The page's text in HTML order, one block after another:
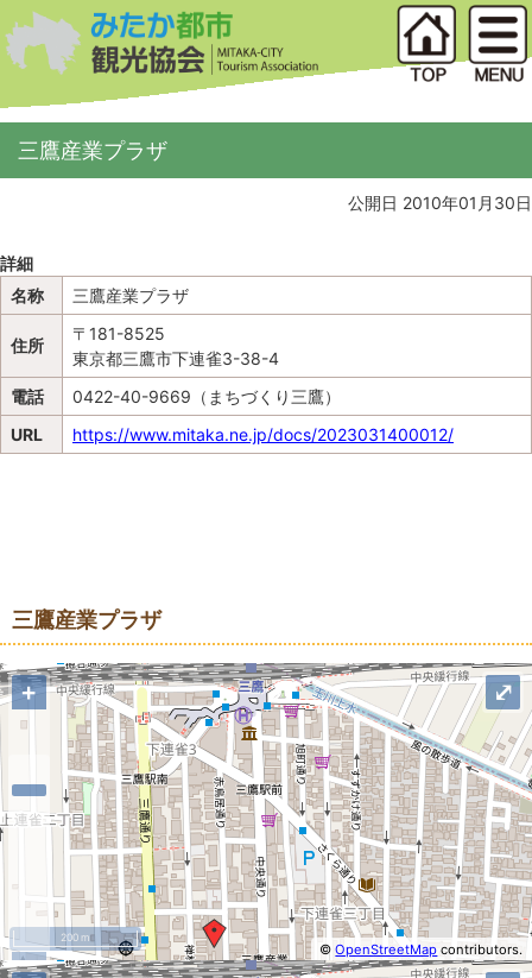
三鷹産業プラザ
公開日 2010年01月30日
詳細
名称
三鷹産業プラザ
住所
〒181-8525
東京都三鷹市下連雀3-38-4
電話
0422-40-9669（まちづくり三鷹）
URL
https://www.mitaka.ne.jp/docs/2023031400012/
三鷹産業プラザ
+
−
©OpenStreetMap contributors.
200 m
⤢